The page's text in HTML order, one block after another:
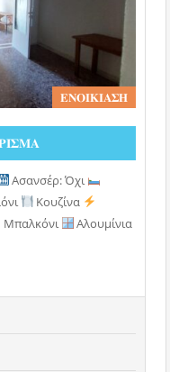
𝚬𝚴𝚶𝚰𝚱𝚰𝚨𝚺𝚮
Ασανσέρ: Όχι
Κουζίνα
Μπαλκόνι
Αλουμίνια